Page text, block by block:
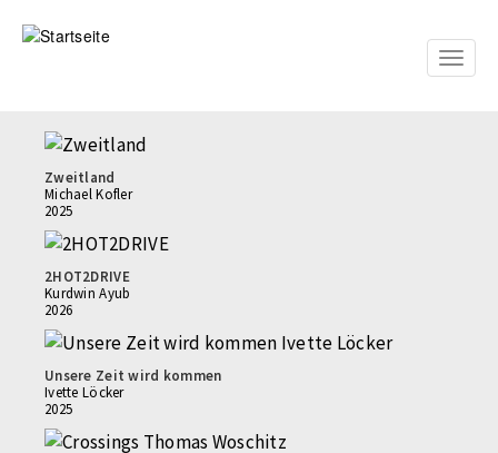
zum
Toggle
Zweitland
Michael Kofler
2025
2HOT2DRIVE
Kurdwin Ayub
2026
Unsere Zeit wird kommen
Ivette Löcker
2025